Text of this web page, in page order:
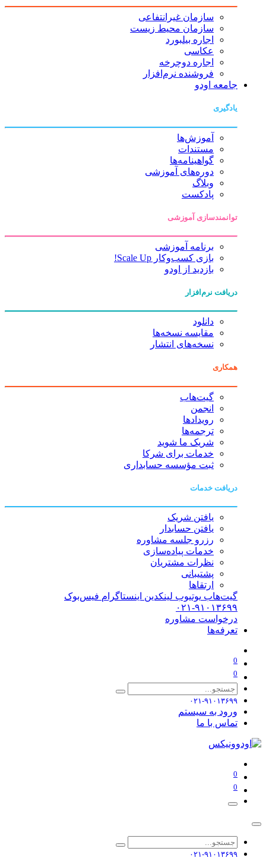
سازمان غیرانتفاعی
سازمان محیط زیست
اجاره بیلبورد
عکاسی
اجاره دوچرخه
فروشنده نرم‌افزار
جامعه اودو
یادگیری
آموزش‌ها
مستندات
گواهینامه‌ها
دوره‌های آموزشی
وبلاگ
پادکست
توانمندسازی آموزشی
برنامه آموزشی
بازی کسب‌وکار Scale Up!
بازدید از اودو
دریافت نرم‌افزار
دانلود
مقایسه نسخه‌ها
نسخه‌های انتشار
همکاری
گیت‌هاب
انجمن
رویدادها
ترجمه‌ها
شریک ما شوید
خدمات برای شرکا
ثبت مؤسسه حسابداری
دریافت خدمات
یافتن شریک
یافتن حسابدار
رزرو جلسه مشاوره
خدمات پیاده‌سازی
نظرات مشتریان
پشتیبانی
ارتقاها
گیت‌هاب یوتیوب لینکدین اینستاگرام فیس‌بوک
۰۲۱-۹۱۰۱۳۶۹۹
درخواست مشاوره
تعرفه‌ها
0
0
۰۲۱-۹۱۰۱۳۶۹۹
ورود به سیستم
تماس با ما
0
0
۰۲۱-۹۱۰۱۳۶۹۹